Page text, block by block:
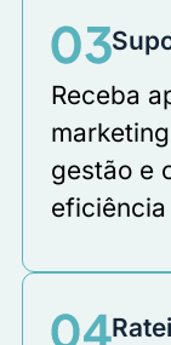
Receba
gestão e